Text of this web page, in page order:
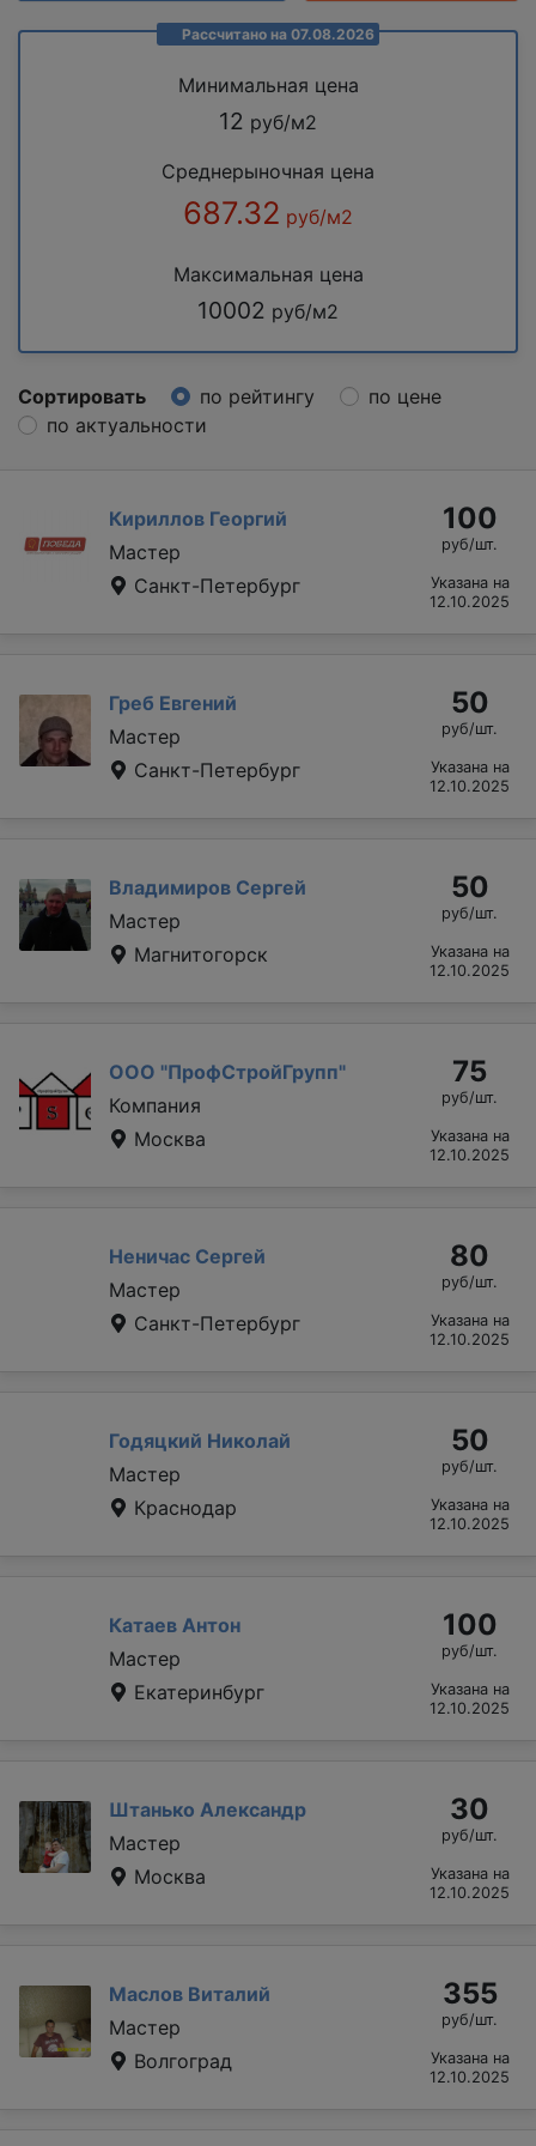
Рассчитано на 07.08.2026
Минимальная цена
12 руб/м2
Среднерыночная цена
687.32 руб/м2
Максимальная цена
10002 руб/м2
Сортировать по рейтингу
по цене
по актуальности
Кириллов Георгий
Мастер
Санкт-Петербург
100
руб/шт.
Указана на
12.10.2025
Греб Евгений
Мастер
Санкт-Петербург
50
руб/шт.
Указана на
12.10.2025
Владимиров Сергей
Мастер
Магнитогорск
50
руб/шт.
Указана на
12.10.2025
ООО "ПрофСтройГрупп"
Компания
Москва
75
руб/шт.
Указана на
12.10.2025
Неничас Сергей
Мастер
Санкт-Петербург
80
руб/шт.
Указана на
12.10.2025
Годяцкий Николай
Мастер
Краснодар
50
руб/шт.
Указана на
12.10.2025
Катаев Антон
Мастер
Екатеринбург
100
руб/шт.
Указана на
12.10.2025
Штанько Александр
Мастер
Москва
30
руб/шт.
Указана на
12.10.2025
Маслов Виталий
Мастер
Волгоград
355
руб/шт.
Указана на
12.10.2025